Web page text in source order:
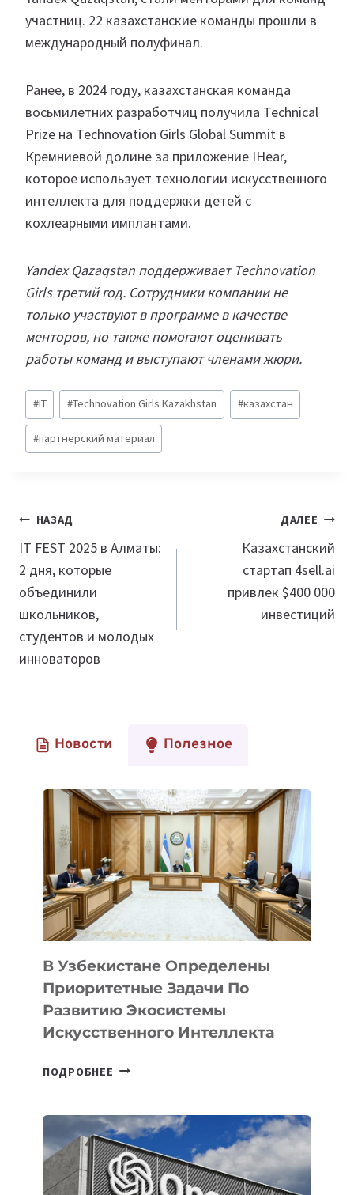
участниц. 22 казахстанские команды прошли в
международный полуфинал.
Ранее, в 2024 году, казахстанская команда
восьмилетних разработчиц получила Technical
Prize на Technovation Girls Global Summit в
Кремниевой долине за приложение IHear,
которое использует технологии искусственного
интеллекта для поддержки детей с
кохлеарными имплантами.
Yandex Qazaqstan поддерживает Technovation
Girls третий год. Сотрудники компании не
только участвуют в программе в качестве
менторов, но также помогают оценивать
работы команд и выступают членами жюри.
Метки
записи:
#IT #Technovation Girls Kazakhstan #казахстан
#партнерский материал
Навигация
по
записям
НАЗАД
IT FEST 2025 в Алматы:
2 дня, которые
объединили
школьников,
студентов и молодых
инноваторов
ДАЛЕЕ
Казахстанский
стартап 4sell.ai
привлек $400 000
инвестиций
Новости Полезное
В Узбекистане Определены
Приоритетные Задачи По
Развитию Экосистемы
Искусственного Интеллекта
ПОДРОБНЕЕ
ПРИОРИТЕТНЫЕ
ЗАДАЧИ
ПО
РАЗВИТИЮ